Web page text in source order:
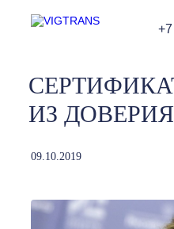
ИЗ ДОВЕРИЯ
09.10.2019